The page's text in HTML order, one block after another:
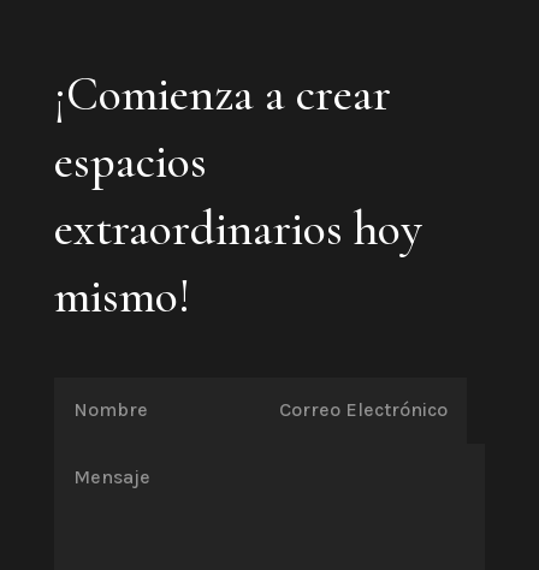
¡Comienza a crear
espacios
extraordinarios hoy
mismo!